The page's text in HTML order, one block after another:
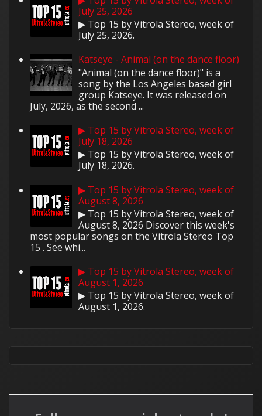
July 25, 2026
▶ Top 15 by Vitrola Stereo, week of
July 25, 2026.
Katseye - Animal (on the dance floor)
"Animal (on the dance floor)" is a
song by the Los Angeles based girl
group Katseye. It was released on
July, 2026, as the second ...
▶ Top 15 by Vitrola Stereo, week of
July 18, 2026
▶ Top 15 by Vitrola Stereo, week of
July 18, 2026.
▶ Top 15 by Vitrola Stereo, week of
August 8, 2026
▶ Top 15 by Vitrola Stereo, week of
August 8, 2026 Discover this week's
most popular songs on the Vitrola Stereo Top
15 . See whi...
▶ Top 15 by Vitrola Stereo, week of
August 1, 2026
▶ Top 15 by Vitrola Stereo, week of
August 1, 2026.